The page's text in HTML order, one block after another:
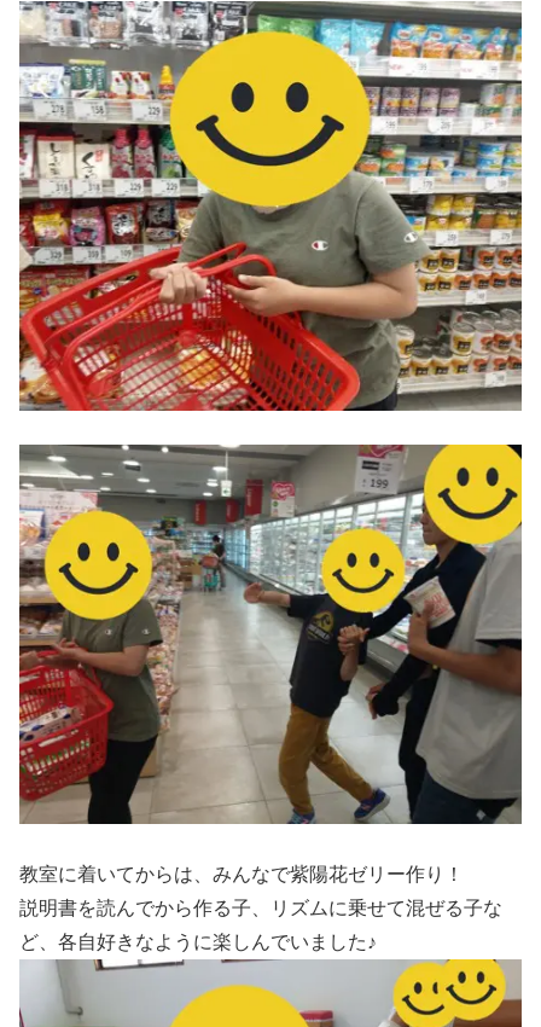
教室に着いてからは、みんなで紫陽花ゼリー作り！
説明書を読んでから作る子、リズムに乗せて混ぜる子な
ど、各自好きなように楽しんでいました♪